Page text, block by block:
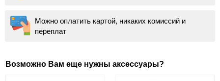
Можно оплатить картой, никаких комиссий и
переплат
Возможно Вам еще нужны аксессуары?